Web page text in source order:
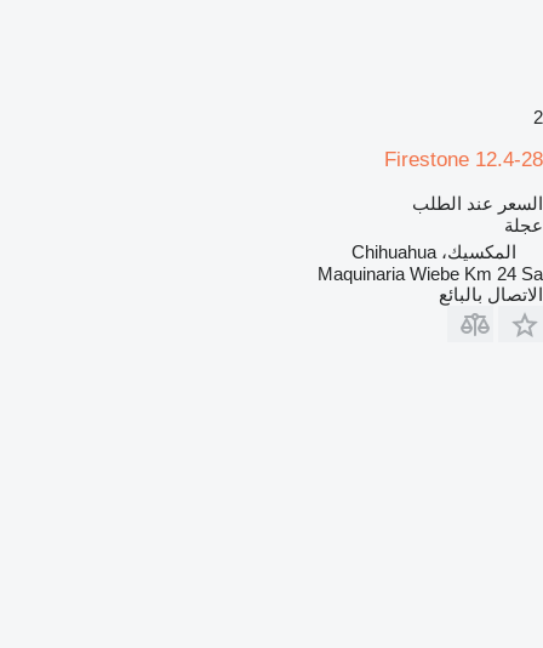
2
Firestone 12.4-28
السعر عند الطلب
عجلة
المكسيك، Chihuahua
Maquinaria Wiebe Km 24 Sa
الاتصال بالبائع